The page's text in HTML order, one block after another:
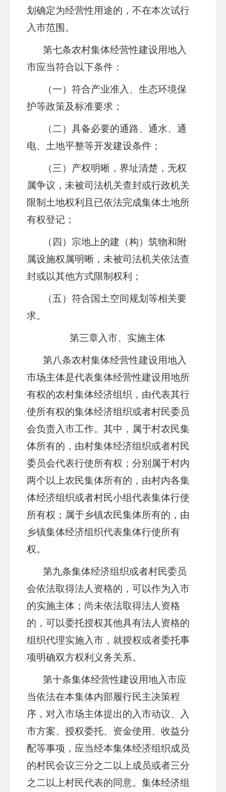
划确定为经营性用途的，不在本次试行
入市范围。
第七条农村集体经营性建设用地入
市应当符合以下条件：
（一）符合产业准入、生态环境保
护等政策及标准要求；
（二）具备必要的通路、通水、通
电、土地平整等开发建设条件；
（三）产权明晰，界址清楚，无权
属争议，未被司法机关查封或行政机关
限制土地权利且已依法完成集体土地所
有权登记；
（四）宗地上的建（构）筑物和附
属设施权属明晰，未被司法机关依法查
封或以其他方式限制权利；
（五）符合国土空间规划等相关要
求。
第三章入市、实施主体
第八条农村集体经营性建设用地入
市场主体是代表集体经营性建设用地所
有权的农村集体经济组织，由代表其行
使所有权的集体经济组织或者村民委员
会负责入市工作。其中，属于村农民集
体所有的，由村集体经济组织或者村民
委员会代表行使所有权；分别属于村内
两个以上农民集体所有的，由村内各集
体经济组织或者村民小组代表集体行使
所有权；属于乡镇农民集体所有的，由
乡镇集体经济组织代表集体行使所有
权。
第九条集体经济组织或者村民委员
会依法取得法人资格的，可以作为入市
的实施主体；尚未依法取得法人资格
的，可以委托授权其他具有法人资格的
组织代理实施入市，就授权或者委托事
项明确双方权利义务关系。
第十条集体经营性建设用地入市应
当依法在本集体内部履行民主决策程
序，对入市场主体提出的入市动议、入
市方案、授权委托、资金使用、收益分
配等事项，应当经本集体经济组织成员
的村民会议三分之二以上成员或者三分
之二以上村民代表的同意。集体经济组